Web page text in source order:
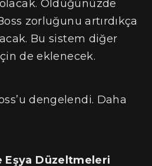
Öldüğünüzde
zorluğunu artırdıkça
Bu sistem diğer
de eklenecek.
dengelendi. Daha
Eşya Düzeltmeleri